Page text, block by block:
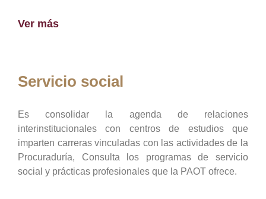
Ver más
Servicio social
Es consolidar la agenda de relaciones
interinstitucionales con centros de estudios que
imparten carreras vinculadas con las actividades de la
Procuraduría, Consulta los programas de servicio
social y prácticas profesionales que la PAOT ofrece.